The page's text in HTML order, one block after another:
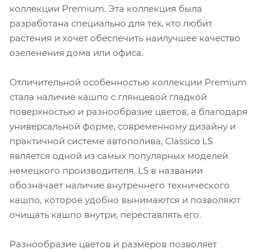
коллекции Premium. Эта коллекция была
разработана специально для тех, кто любит
растения и хочет обеспечить наилучшее качество
озеленения дома или офиса.
Отличительной особенностью коллекции Premium
стала наличие кашпо с глянцевой гладкой
поверхностью и разнообразие цветов, а благодаря
универсальной форме, современному дизайну и
практичной системе автополива, Classico LS
является одной из самых популярных моделей
немецкого производителя. LS в названии
обозначает наличие внутреннего технического
кашпо, которое удобно вынимаются и позволяют
очищать кашпо внутри, переставлять его.
Разнообразие цветов и размеров позволяет